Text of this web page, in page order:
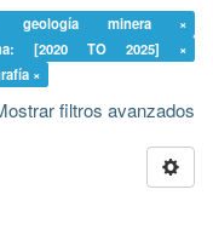
geología minera ×
[2020 TO 2025] ×
×
filtros avanzados